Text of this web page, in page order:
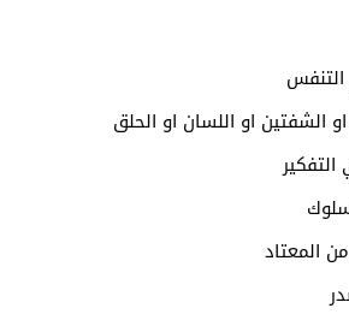
الشفتين او اللسان او الحلق
المعتاد